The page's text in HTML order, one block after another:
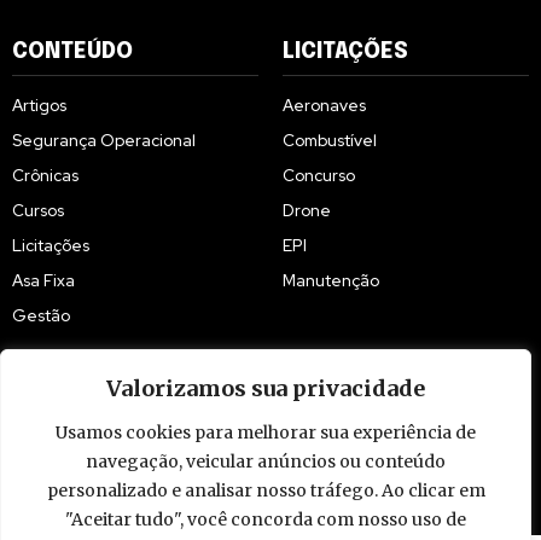
Valorizamos sua privacidade
Usamos cookies para melhorar sua experiência de
navegação, veicular anúncios ou conteúdo
personalizado e analisar nosso tráfego. Ao clicar em
"Aceitar tudo", você concorda com nosso uso de
CONTEÚDO
Artigos
Segurança Operacional
Crônicas
Cursos
Licitações
Asa Fixa
Gestão
LICITAÇÕES
Aeronaves
Combustível
Concurso
Drone
EPI
Manutenção
© 2009 - 2026 Piloto Policial. Todos os direitos reservados. Brasil.